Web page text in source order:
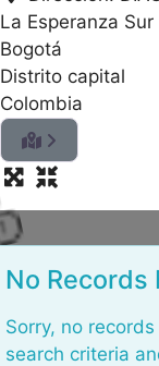
La Esperanza Sur
Bogotá
Distrito capital
Colombia
No Records
Sorry, no
search criteria